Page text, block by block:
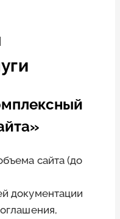
сайта (до
документации